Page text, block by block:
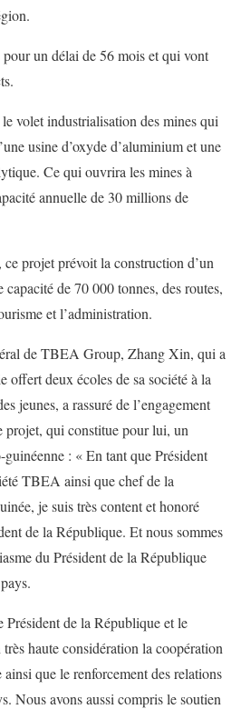
un délai de 56 mois et qui vont
volet industrialisation des mines qui
usine d’oxyde d’aluminium et une
Ce qui ouvrira les mines à
annuelle de 30 millions de
projet prévoit la construction d’un
capacité de 70 000 tonnes, des routes,
et l’administration.
de TBEA Group, Zhang Xin, qui a
offert deux écoles de sa société à la
jeunes, a rassuré de l’engagement
projet, qui constitue pour lui, un
: « En tant que Président
TBEA ainsi que chef de la
je suis très content et honoré
de la République. Et nous sommes
du Président de la République
Président de la République et le
haute considération la coopération
que le renforcement des relations
Nous avons aussi compris le soutien